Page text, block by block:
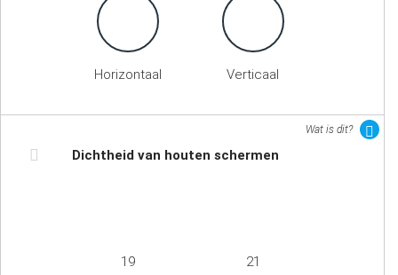
Horizontaal Verticaal
Wat is dit?
Dichtheid van houten schermen
19 21